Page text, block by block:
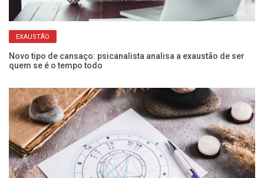
EXAUSTÃO
Novo tipo de cansaço: psicanalista analisa a exaustão de ser
quem se é o tempo todo